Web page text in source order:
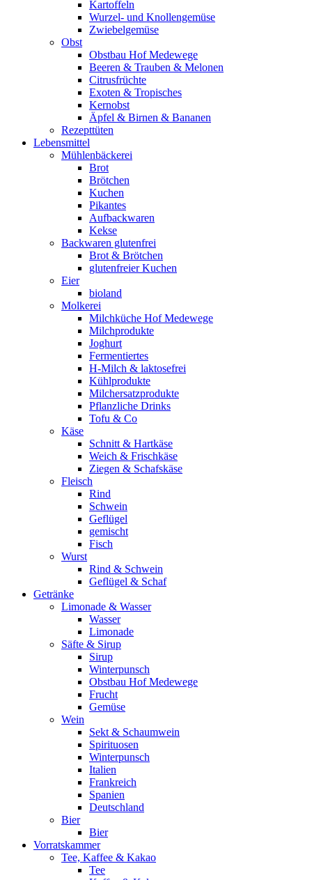
Kartoffeln
Wurzel- und Knollengemüse
Zwiebelgemüse
Obst
Obstbau Hof Medewege
Beeren & Trauben & Melonen
Citrusfrüchte
Exoten & Tropisches
Kernobst
Äpfel & Birnen & Bananen
Rezepttüten
Lebensmittel
Mühlenbäckerei
Brot
Brötchen
Kuchen
Pikantes
Aufbackwaren
Kekse
Backwaren glutenfrei
Brot & Brötchen
glutenfreier Kuchen
Eier
bioland
Molkerei
Milchküche Hof Medewege
Milchprodukte
Joghurt
Fermentiertes
H-Milch & laktosefrei
Kühlprodukte
Milchersatzprodukte
Pflanzliche Drinks
Tofu & Co
Käse
Schnitt & Hartkäse
Weich & Frischkäse
Ziegen & Schafskäse
Fleisch
Rind
Schwein
Geflügel
gemischt
Fisch
Wurst
Rind & Schwein
Geflügel & Schaf
Getränke
Limonade & Wasser
Wasser
Limonade
Säfte & Sirup
Sirup
Winterpunsch
Obstbau Hof Medewege
Frucht
Gemüse
Wein
Sekt & Schaumwein
Spirituosen
Winterpunsch
Italien
Frankreich
Spanien
Deutschland
Bier
Bier
Vorratskammer
Tee, Kaffee & Kakao
Tee